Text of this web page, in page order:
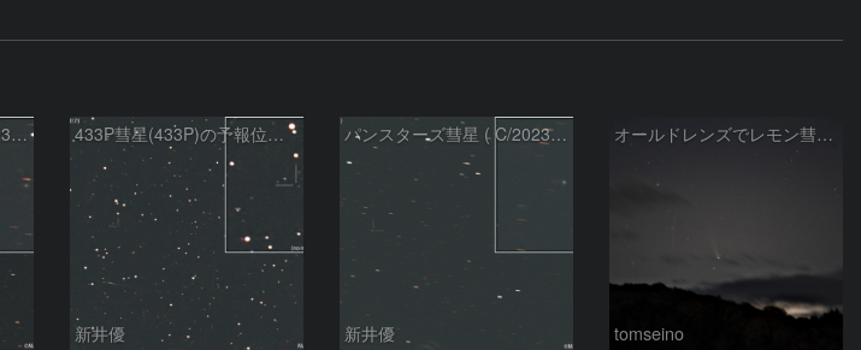
パンスターズ彗星 ( C/2023R1 ) ：2026/05/20 433P彗星(433P)の予報位置：2026/05/30
新井優
パンスターズ彗星 ( C/2023R1 ) ：2026/05/30
新井優
オールドレンズでレモン彗星11/9
tomseino